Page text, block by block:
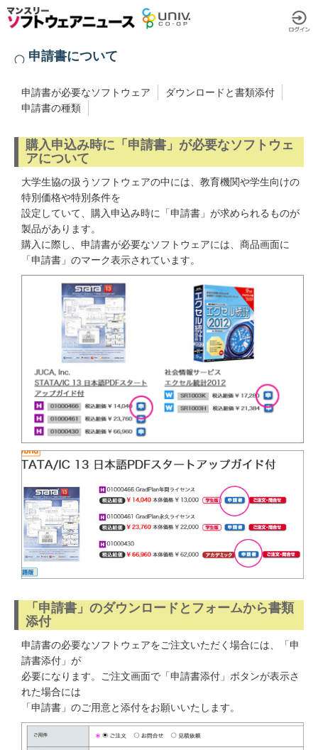
申請書について
申請書が必要なソフトウェア
ダウンロードと書類添付
申請書の種類
購入申込み時に「申請書」が必要なソフトウェ
アについて
大学生協の扱うソフトウェアの中には、教育機関や学生向けの
特別価格や特別条件を
設定していて、購入申込み時に「申請書」が求められるものが
製品があります。
購入に際し、申請書が必要なソフトウェアには、商品画面に
「申請書」のマーク表示されています。
「申請書」のダウンロードとフォームから書類
添付
申請書の必要なソフトウェアをご注文いただく場合には、「申
請書添付」が
必要になります。ご注文画面で「申請書添付」ボタンが表示さ
れた場合には
「申請書」のご用意と添付をお願いいたします。